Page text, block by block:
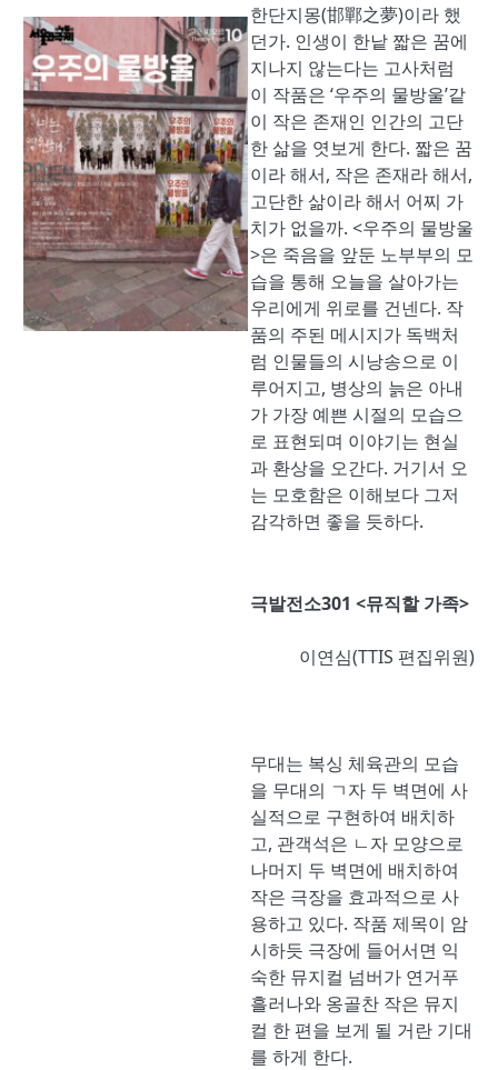
한단지몽(邯鄲之夢)이라 했
던가. 인생이 한낱 짧은 꿈에
지나지 않는다는 고사처럼
이 작품은 ‘우주의 물방울’같
이 작은 존재인 인간의 고단
한 삶을 엿보게 한다. 짧은 꿈
이라 해서, 작은 존재라 해서,
고단한 삶이라 해서 어찌 가
치가 없을까. <우주의 물방울
>은 죽음을 앞둔 노부부의 모
습을 통해 오늘을 살아가는
우리에게 위로를 건넨다. 작
품의 주된 메시지가 독백처
럼 인물들의 시낭송으로 이
루어지고, 병상의 늙은 아내
가 가장 예쁜 시절의 모습으
로 표현되며 이야기는 현실
과 환상을 오간다. 거기서 오
는 모호함은 이해보다 그저
감각하면 좋을 듯하다.
극발전소301 <뮤직할 가족>
이연심(TTIS 편집위원)
무대는 복싱 체육관의 모습
을 무대의 ㄱ자 두 벽면에 사
실적으로 구현하여 배치하
고, 관객석은 ㄴ자 모양으로
나머지 두 벽면에 배치하여
작은 극장을 효과적으로 사
용하고 있다. 작품 제목이 암
시하듯 극장에 들어서면 익
숙한 뮤지컬 넘버가 연거푸
흘러나와 옹골찬 작은 뮤지
컬 한 편을 보게 될 거란 기대
를 하게 한다.